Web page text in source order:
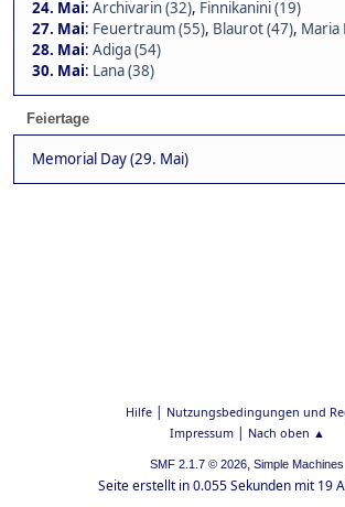
24. Mai: Archivarin (32), Finnikanini (19)
27. Mai: Feuertraum (55), Blaurot (47), Maria
28. Mai: Adiga (54)
30. Mai: Lana (38)
Feiertage
Memorial Day (29. Mai)
Hilfe| Nutzungsbedingungen und
Impressum| Nach oben ▲
SMF 2.1.7 © 2026, Simple Machines
Seite erstellt in 0.055 Sekunden mit 19